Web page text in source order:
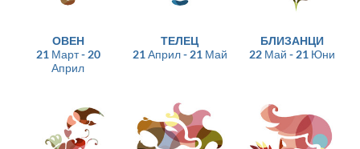
ОВЕН
21 Март - 20
Април
ТЕЛЕЦ
21 Април - 21 Май
БЛИЗАНЦИ
22 Май - 21 Юни